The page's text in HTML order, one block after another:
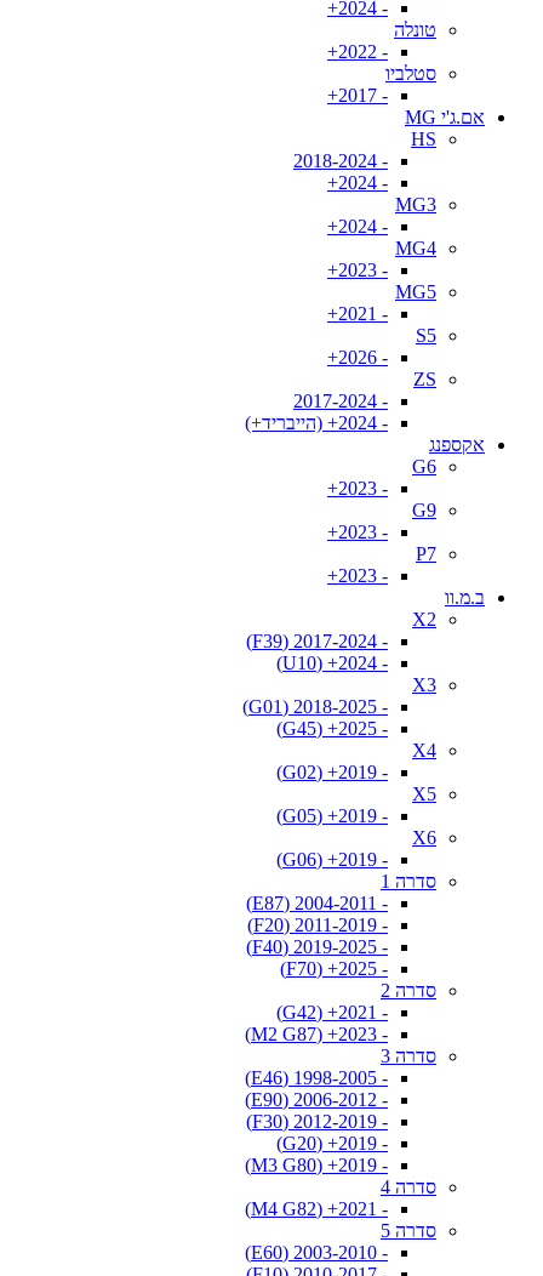
- 2024+
טונלה
- 2022+
סטלביו
- 2017+
אם.ג'י MG
HS
- 2018-2024
- 2024+
MG3
- 2024+
MG4
- 2023+
MG5
- 2021+
S5
- 2026+
ZS
- 2017-2024
- 2024+ (הייבריד+)
אקספנג
G6
- 2023+
G9
- 2023+
P7
- 2023+
ב.מ.וו
X2
- 2017-2024 (F39)
- 2024+ (U10)
X3
- 2018-2025 (G01)
- 2025+ (G45)
X4
- 2019+ (G02)
X5
- 2019+ (G05)
X6
- 2019+ (G06)
סדרה 1
- 2004-2011 (E87)
- 2011-2019 (F20)
- 2019-2025 (F40)
- 2025+ (F70)
סדרה 2
- 2021+ (G42)
- 2023+ (M2 G87)
סדרה 3
- 1998-2005 (E46)
- 2006-2012 (E90)
- 2012-2019 (F30)
- 2019+ (G20)
- 2019+ (M3 G80)
סדרה 4
- 2021+ (M4 G82)
סדרה 5
- 2003-2010 (E60)